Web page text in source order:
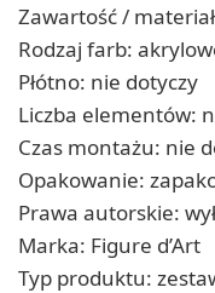
Zawartość /
Rodzaj farb:
Płótno: nie dotyczy
Liczba elementów:
Czas montażu: nie
Opakowanie:
Prawa autorskie:
Marka: Figure d’Art
Typ produktu: